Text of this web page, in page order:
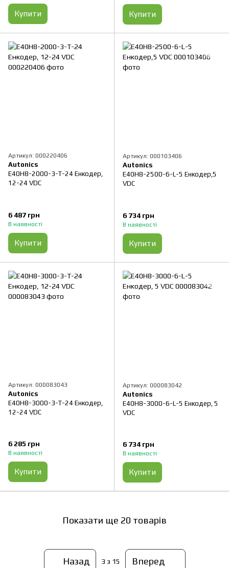
Купити Купити
Артикул: 000220406
Autonics
E40H8-2000-3-T-24 Енкодер,
12-24 VDC
6 487 грн
В наявності
Купити
Артикул: 000103406
Autonics
E40H8-2500-6-L-5 Енкодер,5
VDC
6 734 грн
В наявності
Купити
Артикул: 000083043
Autonics
E40H8-3000-3-T-24 Енкодер,
12-24 VDC
6 285 грн
В наявності
Купити
Артикул: 000083042
Autonics
E40H8-3000-6-L-5 Енкодер, 5
VDC
6 734 грн
В наявності
Купити
Показати ще 20 товарів
Назад 3 з 15 Вперед